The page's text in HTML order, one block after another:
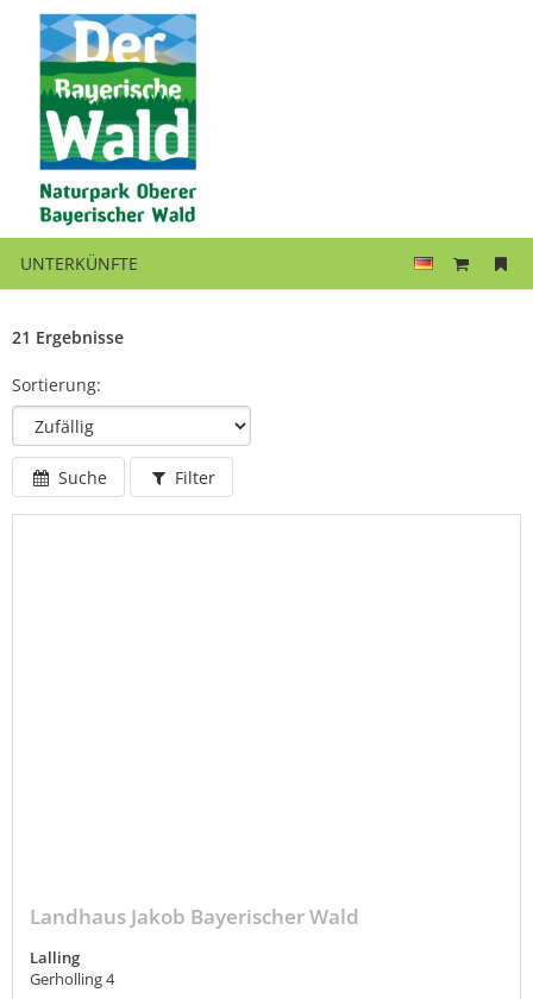
UNTERKÜNFTE
21 Ergebnisse
Sortierung:
Suche Filter
Landhaus Jakob Bayerischer Wald
Lalling
Gerholling 4